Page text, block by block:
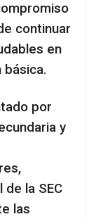
continuar
en
por
y
la SEC
las